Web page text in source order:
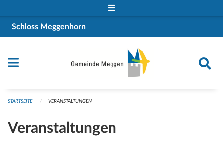
Schloss Meggenhorn
STARTSEITE VERANSTALTUNGEN
Veranstaltungen